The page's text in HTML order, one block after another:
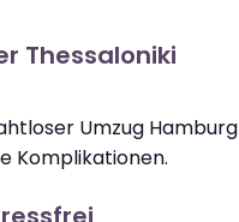
Thessaloniki
Umzug Hamburg
Komplikationen.